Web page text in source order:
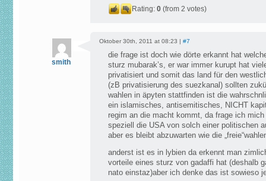
Rating: 0 (from 2 votes)
smith
Oktober 30th, 2011 at 08:23 | #7
die frage ist doch wie dörte erkannt hat
sturz mubarak’s, er war immer kurupt hat
privatisiert und somit das land für den
(zB privatisierung des suezkanal) sollten
wahlen in äpyten stattfinden ist die
ein islamisches, antisemitisches, NICHT
regim an die macht kommt, da frage ich
speziell die USA von solch einer politischen
aber es bleibt abzuwarten wie die
anderst ist es in lybien da erkennt man
vorteile eines sturz von gadaffi hat (deshalb
nato einstaz)aber ich denke das ist sowieso